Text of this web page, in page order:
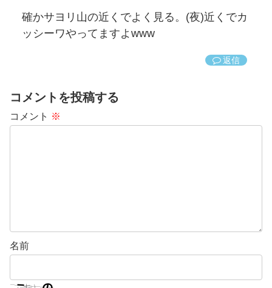
確かサヨリ山の近くでよく見る。(夜)近くでカ
ッシーワやってますよwww
返信
コメントを投稿する
コメント ※
名前